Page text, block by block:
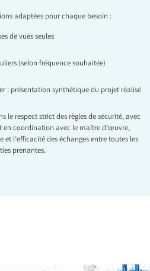
adaptées pour chaque besoin :
de vues seules
(selon fréquence souhaitée)
: présentation synthétique du projet réalisé
le respect strict des règles de sécurité, avec
en coordination avec le maître d’œuvre,
l’efficacité des échanges entre toutes les
prenantes.